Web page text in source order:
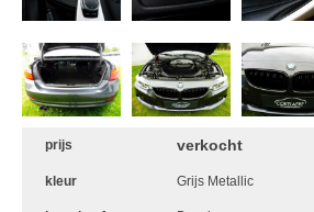
prijs verkocht
kleur Grijs Metallic